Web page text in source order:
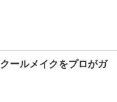
ールメイクをプロがガ